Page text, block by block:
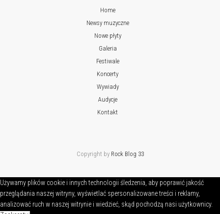
Home
Newsy muzyczne
Nowe płyty
Galeria
Festiwale
Koncerty
Wywiady
Audycje
Kontakt
Copyright by Rock Blog 33
Używamy plików cookie i innych technologii śledzenia, aby poprawić jakość
przeglądania naszej witryny, wyświetlać spersonalizowane treści i reklamy,
analizować ruch w naszej witrynie i wiedzieć, skąd pochodzą nasi użytkownicy.